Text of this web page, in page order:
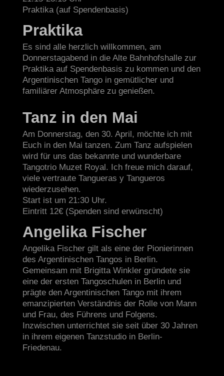
Praktika (auf Spendenbasis)
Praktika
Es sind alle herzlich willkommen, am
Donnerstagabend in die Alte Bahnhofshalle zur
Praktika auf Spendenbasis zu kommen und den
Argentinischen Tango in gemütlicher und
familiärer Atmosphäre zu genießen.
Tanz in den Mai
Am Donnerstag, den 30. April, möchte ich mit
Euch in den Mai tanzen. Zum Tanz aufspielen
wird für uns das bekannte und wunderbare
Tangotrio Muzet Royal. Ich freue mich darauf,
viele vertraute Tangueras y Tangueros
wiederzusehen.
Start ist um 21:30 Uhr.
Eintritt 12€ (Spenden sind erwünscht)
Angelika Fischer
Angelika Fischer gilt als eine der Pionierinnen
des Argentinischen Tangos in Berlin.
Gemeinsam mit Brigitta Winkler gründete sie
eine der ersten Tangoschulen in Berlin und
prägte den Argentinischen Tango mit ihrem
emanzipierten Verständnis der Rolle von Mann
und Frau, des Führens und Folgens.
Inzwischen unterrichtet sie seit über 30 Jahren
in ihrem eigenen Tanzstudio in Berlin-
Friedenau.